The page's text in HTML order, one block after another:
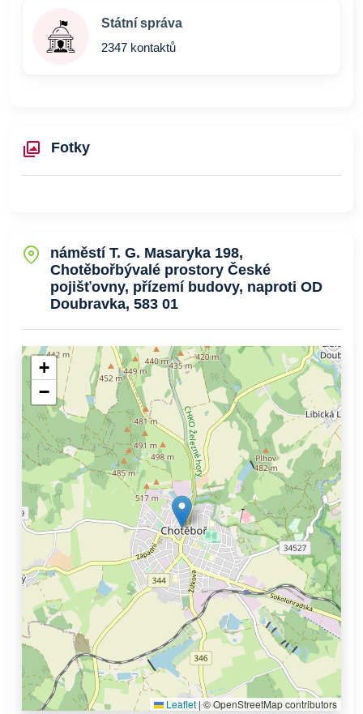
Státní správa
2347 kontaktů
Fotky
náměstí T. G. Masaryka 198,
Chotěbořbývalé prostory České
pojišťovny, přízemí budovy, naproti OD
Doubravka, 583 01
+
−
Leaflet|© OpenStreetMap contributors